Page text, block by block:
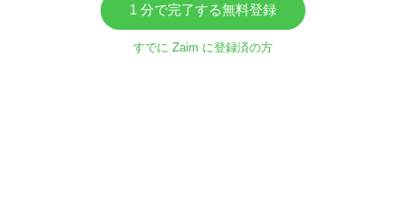
1 分で完了する無料登録
すでに Zaim に登録済の方